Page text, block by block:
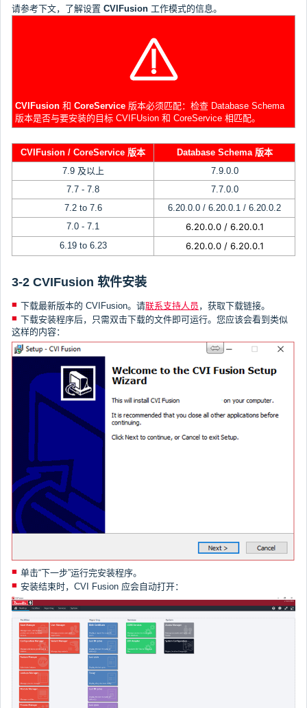
请参考下文，了解设置 CVIFusion 工作模式的信息。
CVIFusion 和 CoreService 版本必须匹配：检查 Database Schema
版本是否与要安装的目标 CVIFUsion 和 CoreService 相匹配。
CVIFusion / CoreService 版本
Database Schema 版本
7.9 及以上
7.9.0.0
7.7 - 7.8
7.7.0.0
7.2 to 7.6
6.20.0.0 / 6.20.0.1 / 6.20.0.2
7.0 - 7.1
6.20.0.0 / 6.20.0.1
6.19 to 6.23 6.20.0.0 / 6.20.0.1
3-2 CVIFusion 软件安装
下载最新版本的 CVIFusion。请联系支持人员 ，获取下载链接。
下载安装程序后，只需双击下载的文件即可运行。您应该会看到类似
这样的内容：
单击“下一步”运行完安装程序。
安装结束时，CVI Fusion 应会自动打开：